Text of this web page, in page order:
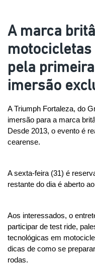
A marca
pela
imersão
A Triumph Fortaleza, do
imersão para a marca
Desde 2013, o evento é
cearense.
A sexta-feira (31) é
restante do dia é aberto
Aos interessados, o
participar de test ride,
tecnológicas em
dicas de como se
rodas.